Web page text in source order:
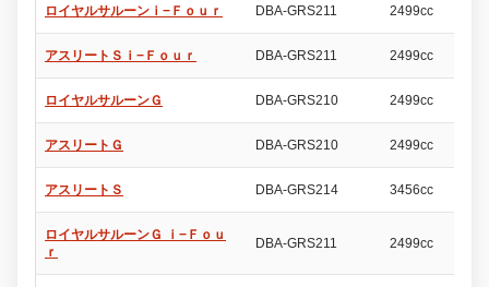
ロイヤルサルーンｉ−Ｆｏｕｒ DBA-GRS211 2499cc
アスリートＳｉ−Ｆｏｕｒ DBA-GRS211 2499cc
ロイヤルサルーンＧ DBA-GRS210 2499cc
アスリートＧ DBA-GRS210 2499cc
アスリートＳ DBA-GRS214 3456cc
ロイヤルサルーンＧ ｉ−Ｆｏｕ
ｒ
DBA-GRS211 2499cc